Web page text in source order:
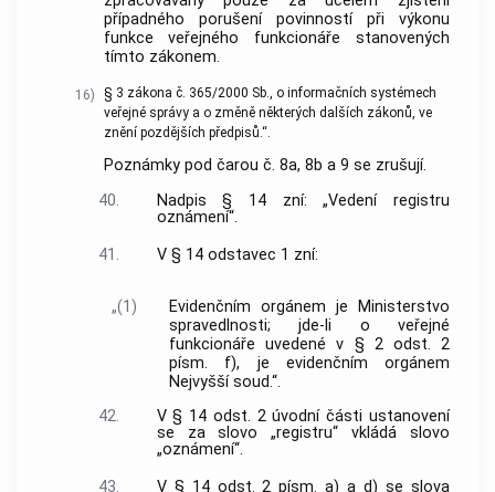
případného porušení povinností při výkonu
funkce veřejného funkcionáře stanovených
tímto zákonem.
16)
§ 3 zákona č. 365/2000 Sb., o informačních systémech
veřejné správy a o změně některých dalších zákonů, ve
znění pozdějších předpisů.“.
Poznámky pod čarou č. 8a, 8b a 9 se zrušují.
40.
Nadpis § 14 zní: „Vedení registru
oznámení“.
41.
V § 14 odstavec 1 zní:
„(1)
Evidenčním orgánem je Ministerstvo
spravedlnosti; jde-li o veřejné
funkcionáře uvedené v § 2 odst. 2
písm. f), je evidenčním orgánem
Nejvyšší soud.“.
42.
V § 14 odst. 2 úvodní části ustanovení
se za slovo „registru“ vkládá slovo
„oznámení“.
43.
V § 14 odst. 2 písm. a) a d) se slova